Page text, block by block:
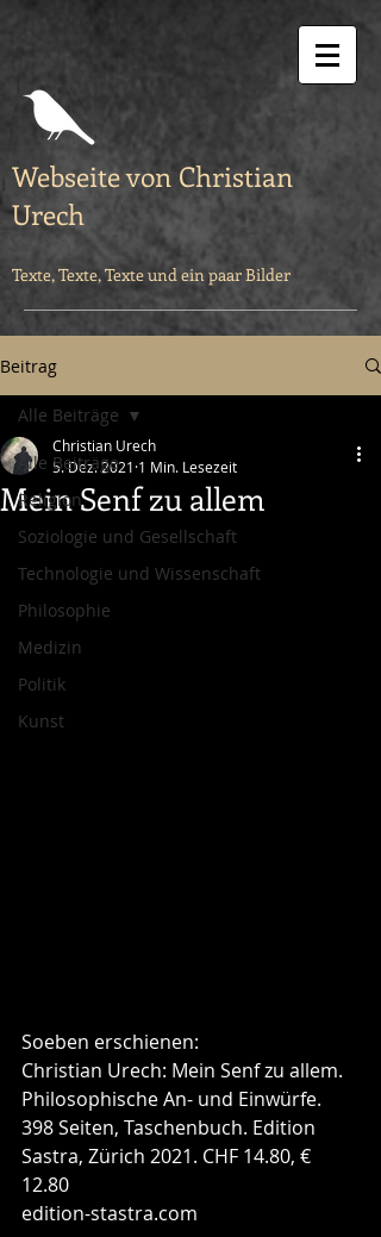
Webseite von Christian
Urech
Texte, Texte, Texte und ein paar Bilder
Beitrag
Alle Beiträge
Religion
Soziologie und Gesellschaft
Technologie und Wissenschaft
Philosophie
Medizin
Politik
Kunst
Alle Beiträge
Mein Senf zu allem
Christian Urech
5. Dez. 2021 1 Min. Lesezeit
Soeben erschienen:
Christian Urech: Mein Senf zu allem.
Philosophische An- und Einwürfe.
398 Seiten, Taschenbuch. Edition
Sastra, Zürich 2021. CHF 14.80, €
12.80
edition-stastra.com